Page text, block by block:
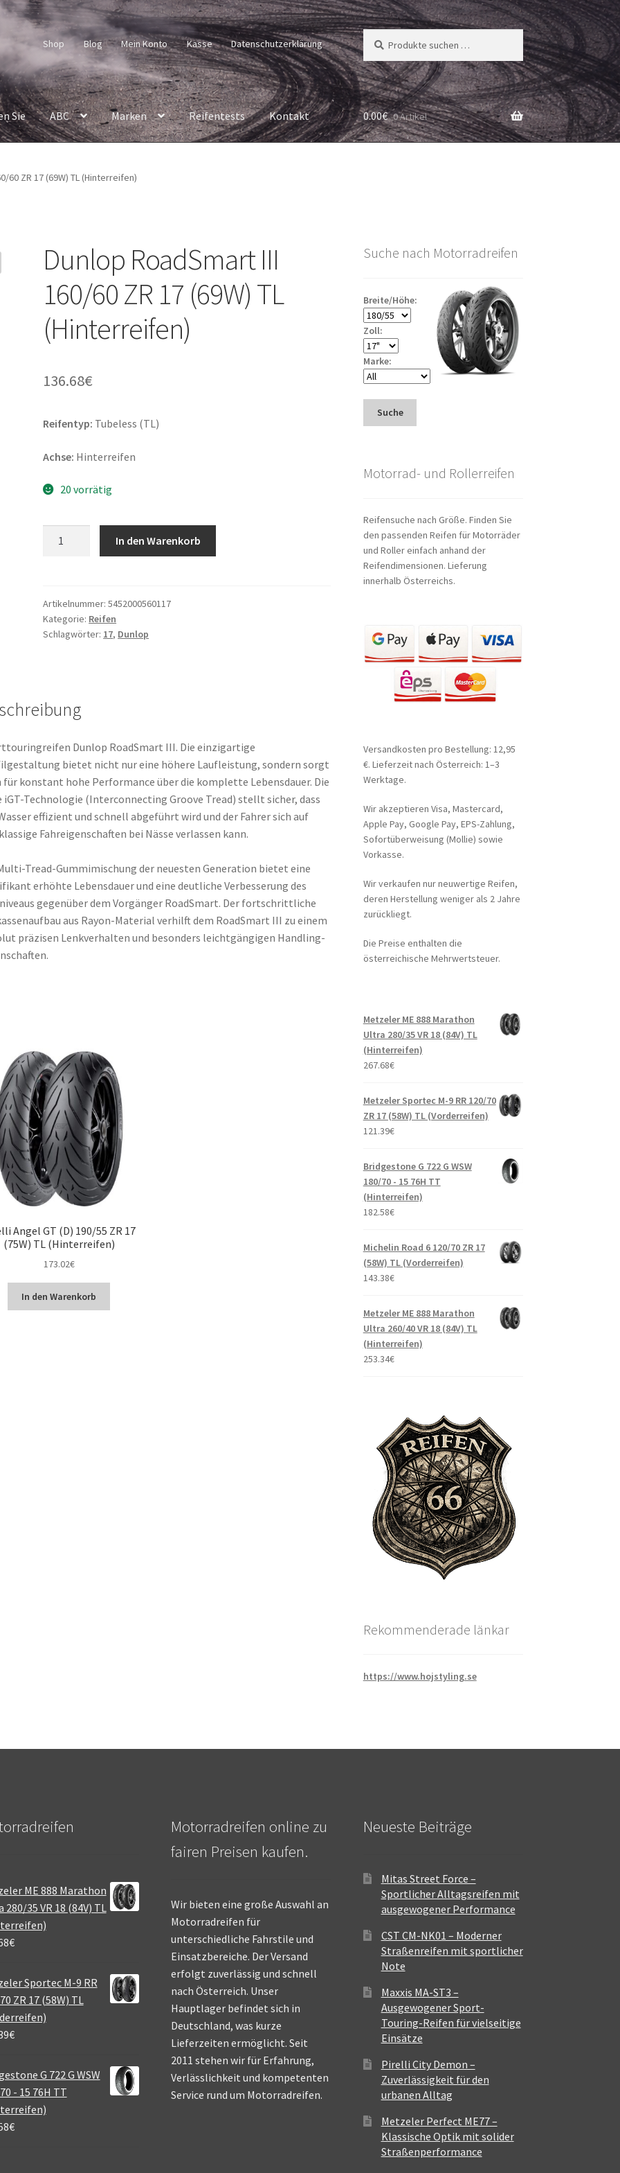
Shop Blog Mein Konto Kasse Datenschutzerklärung
Suchen
nach:
Suchen
Sie ABC Marken Reifentests Kontakt 0.00€ 0 Artikel
60 ZR 17 (69W) TL (Hinterreifen)
Dunlop RoadSmart III
160/60 ZR 17 (69W) TL
(Hinterreifen)
136.68€
Reifentyp: Tubeless (TL)
Achse: Hinterreifen
20 vorrätig
ZR
17
(69W)
In den Warenkorb
Artikelnummer:5452000560117
Kategorie: Reifen
Schlagwörter: 17, Dunlop
Dunlop RoadSmart III. Die einzigartige
bietet nicht nur eine höhere Laufleistung, sondern sorgt
für konstant hohe Performance über die komplette Lebensdauer. Die
iGT-Technologie (Interconnecting Groove Tread) stellt sicher, dass
effizient und schnell abgeführt wird und der Fahrer sich auf
Fahreigenschaften bei Nässe verlassen kann.
Tread-Gummimischung der neuesten Generation bietet eine
erhöhte Lebensdauer und eine deutliche Verbesserung des
gegenüber dem Vorgänger RoadSmart. Der fortschrittliche
aus Rayon-Material verhilft dem RoadSmart III zu einem
präzisen Lenkverhalten und besonders leichtgängigen Handling-
Angel GT (D) 190/55 ZR 17
(75W) TL (Hinterreifen)
173.02€
In den Warenkorb
Suche nach Motorradreifen
Breite/Höhe:
Zoll:
Marke:
Suche
Motorrad- und Rollerreifen
Reifensuche nach Größe. Finden Sie
den passenden Reifen für Motorräder
und Roller einfach anhand der
Reifendimensionen. Lieferung
innerhalb Österreichs.
Versandkosten pro Bestellung: 12,95
€. Lieferzeit nach Österreich: 1–3
Werktage.
Wir akzeptieren Visa, Mastercard,
Apple Pay, Google Pay, EPS-Zahlung,
Sofortüberweisung (Mollie) sowie
Vorkasse.
Wir verkaufen nur neuwertige Reifen,
deren Herstellung weniger als 2 Jahre
zurückliegt.
Die Preise enthalten die
österreichische Mehrwertsteuer.
Metzeler ME 888 Marathon
Ultra 280/35 VR 18 (84V) TL
(Hinterreifen)
267.68€
Metzeler Sportec M-9 RR 120/70
ZR 17 (58W) TL (Vorderreifen)
121.39€
Bridgestone G 722 G WSW
180/70 - 15 76H TT
(Hinterreifen)
182.58€
Michelin Road 6 120/70 ZR 17
(58W) TL (Vorderreifen)
143.38€
Metzeler ME 888 Marathon
Ultra 260/40 VR 18 (84V) TL
(Hinterreifen)
253.34€
Rekommenderade länkar
https://www.hojstyling.se
ME 888 Marathon
280/35 VR 18 (84V) TL
€
Sportec M-9 RR
ZR 17 (58W) TL
€
G 722 G WSW
- 15 76H TT
€
Motorradreifen online zu
fairen Preisen kaufen.
Wir bieten eine große Auswahl an
Motorradreifen für
unterschiedliche Fahrstile und
Einsatzbereiche. Der Versand
erfolgt zuverlässig und schnell
nach Österreich. Unser
Hauptlager befindet sich in
Deutschland, was kurze
Lieferzeiten ermöglicht. Seit
2011 stehen wir für Erfahrung,
Verlässlichkeit und kompetenten
Service rund um Motorradreifen.
Neueste Beiträge
Mitas Street Force –
Sportlicher Alltagsreifen mit
ausgewogener Performance
CST CM-NK01 – Moderner
Straßenreifen mit sportlicher
Note
Maxxis MA-ST3 –
Ausgewogener Sport-
Touring-Reifen für vielseitige
Einsätze
Pirelli City Demon –
Zuverlässigkeit für den
urbanen Alltag
Metzeler Perfect ME77 –
Klassische Optik mit solider
Straßenperformance